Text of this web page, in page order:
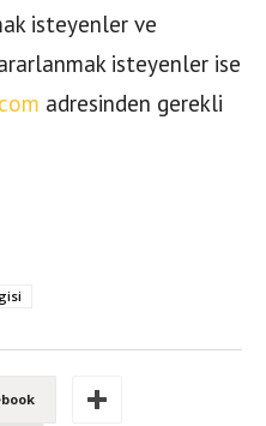
isteyenler ve
isteyenler ise
adresinden gerekli